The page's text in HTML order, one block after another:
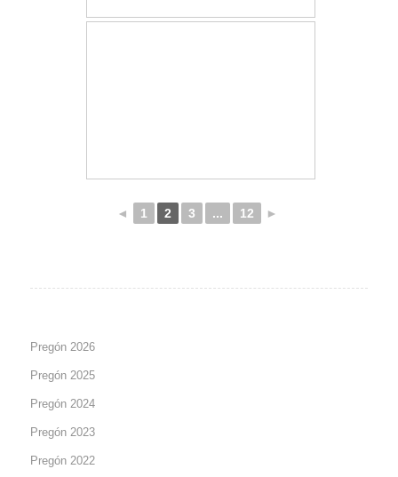
◄ 1 2 3 ... 12 ►
Pregón 2026
Pregón 2025
Pregón 2024
Pregón 2023
Pregón 2022